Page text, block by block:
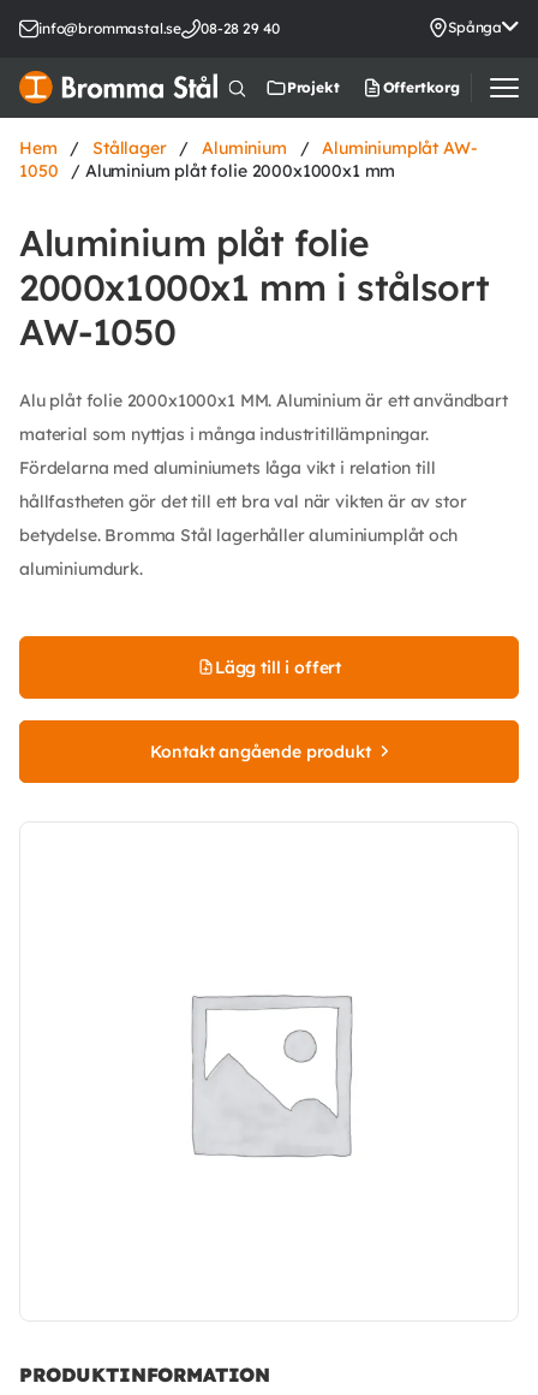
info@brommastal.se 08-28 29 40 Spånga
Projekt Offertkorg
Hem / Stållager / Aluminium /
Aluminiumplåt AW-
1050
/ Aluminium plåt folie 2000x1000x1 mm
Aluminium plåt folie
2000x1000x1 mm i stålsort
AW-1050
Alu plåt folie 2000x1000x1 MM. Aluminium är ett användbart
material som nyttjas i många industritillämpningar.
Fördelarna med aluminiumets låga vikt i relation till
hållfastheten gör det till ett bra val när vikten är av stor
betydelse. Bromma Stål lagerhåller aluminiumplåt och
aluminiumdurk.
Lägg till i offert
Kontakt angående produkt
PRODUKTINFORMATION